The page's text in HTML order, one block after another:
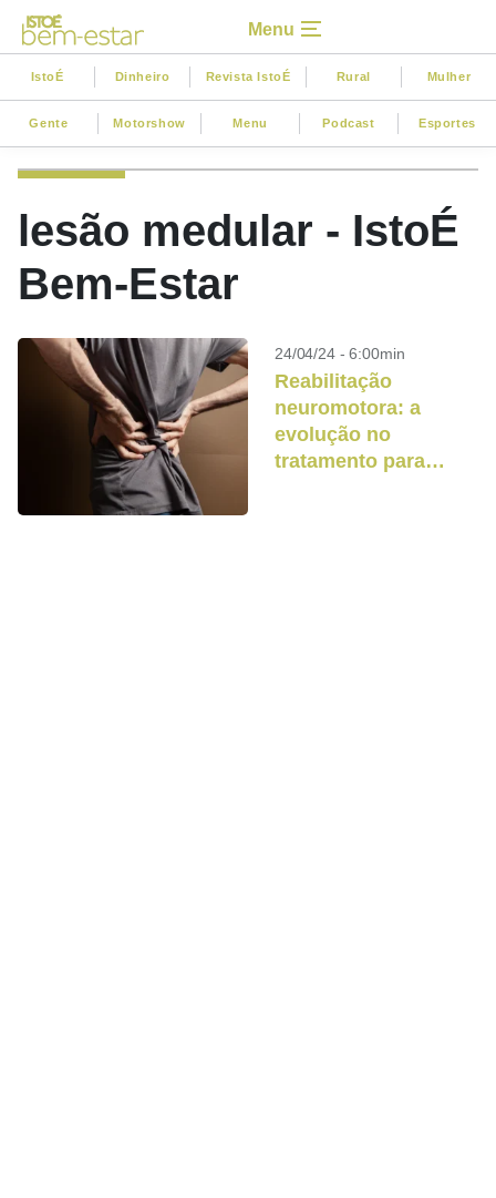
Menu
IstoÉ Dinheiro Revista IstoÉ Rural Mulher
Gente Motorshow Menu Podcast Esportes
lesão medular - IstoÉ
Bem-Estar
24/04/24 - 6:00min
Reabilitação
neuromotora: a
evolução no
tratamento para